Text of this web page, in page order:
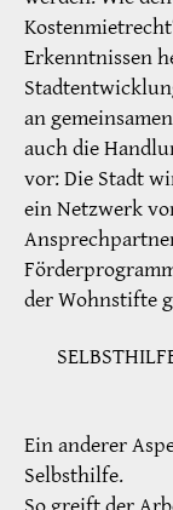
Erkenntnissen
an
auch die
vor: Die Stadt
ein Netzwerk
der Wohnstifte
Ein anderer
Selbsthilfe. ­